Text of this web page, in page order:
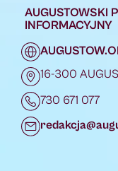
AUGUSTOWSKI
INFORMACYJNY
16-300
730 671 077